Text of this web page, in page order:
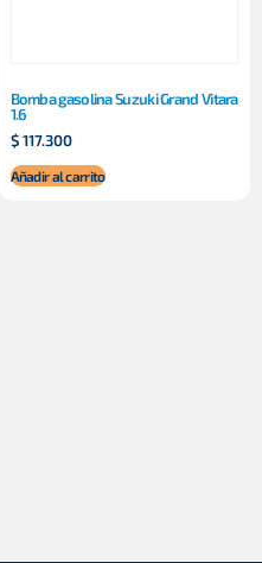
Bomba gasolina Suzuki Grand Vitara
1.6
$117.300
Añadir al carrito